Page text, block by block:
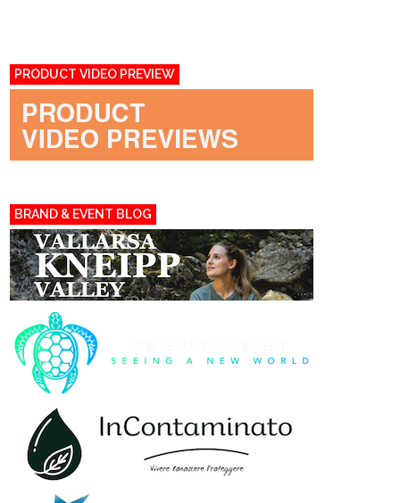
PRODUCT VIDEO PREVIEW
BRAND & EVENT BLOG